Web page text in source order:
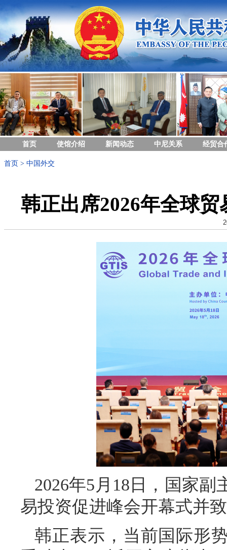
首页 使馆介绍 新闻动态 中尼关系 经贸合
首页 > 中国外交
韩正出席2026年全球
2026年5月18日，国家副
易投资促进峰会开幕式并
韩正表示，当前国际形